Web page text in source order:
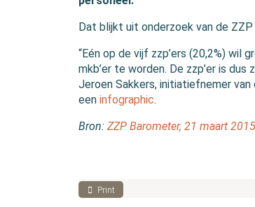
Dat blijkt uit onderzoek van de
“Eén op de vijf zzp’ers (20,2%) wil
mkb’er te worden. De zzp’er is
Jeroen Sakkers, initiatiefnemer
een infographic.
Bron: ZZP Barometer, 21 maart 2015
Print